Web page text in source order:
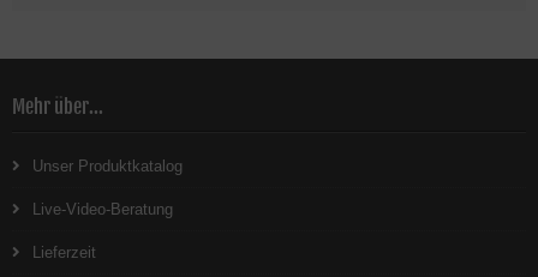
Mehr über...
Unser Produktkatalog
Live-Video-Beratung
Lieferzeit